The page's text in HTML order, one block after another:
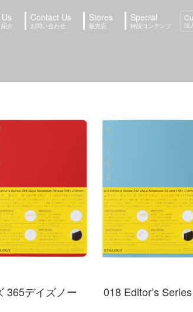
介
Contact Us
お問い合わせ
Stores
販売店
Special
特設コンテンツ 法
365デイズノー
018 Editor’s